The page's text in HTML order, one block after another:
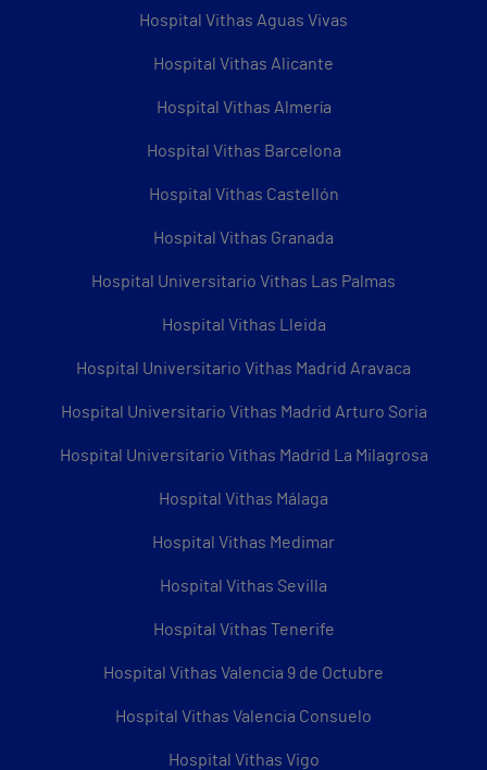
Hospital Vithas Aguas Vivas
Hospital Vithas Alicante
Hospital Vithas Almería
Hospital Vithas Barcelona
Hospital Vithas Castellón
Hospital Vithas Granada
Hospital Universitario Vithas Las Palmas
Hospital Vithas Lleida
Hospital Universitario Vithas Madrid Aravaca
Hospital Universitario Vithas Madrid Arturo Soria
Hospital Universitario Vithas Madrid La Milagrosa
Hospital Vithas Málaga
Hospital Vithas Medimar
Hospital Vithas Sevilla
Hospital Vithas Tenerife
Hospital Vithas Valencia 9 de Octubre
Hospital Vithas Valencia Consuelo
Hospital Vithas Vigo